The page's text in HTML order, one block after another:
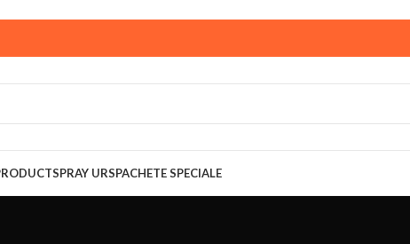
magazinul KPRO este inchis. Comenziile plasate
multumim pentru intelegere!
SPRAY URSPACHETE SPECIALE